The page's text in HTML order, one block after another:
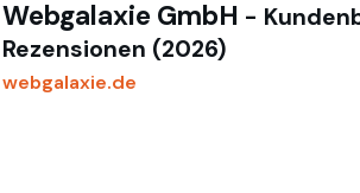
Webgalaxie GmbH -
Rezensionen (2026)
webgalaxie.de